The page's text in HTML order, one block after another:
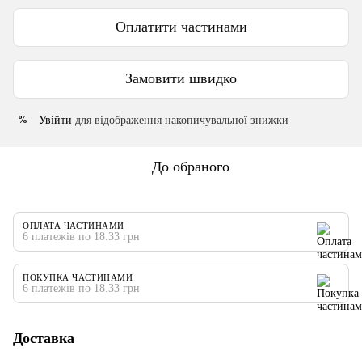
Оплатити частинами
Замовити швидко
% Увійти для відображення накопичувальної знижки
До обраного
ОПЛАТА ЧАСТИНАМИ
6 платежів по 18.33 грн
ПОКУПКА ЧАСТИНАМИ
6 платежів по 18.33 грн
Доставка